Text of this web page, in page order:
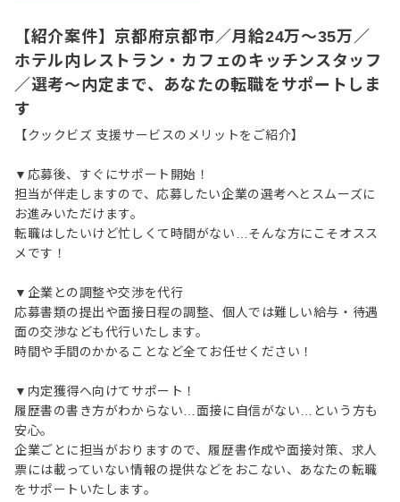
【紹介案件】京都府京都市／月給24万～35万／
ホテル内レストラン・カフェのキッチンスタッフ
／選考～内定まで、あなたの転職をサポートしま
す
【クックビズ 支援サービスのメリットをご紹介】
▼応募後、すぐにサポート開始！
担当が伴走しますので、応募したい企業の選考へとスムーズに
お進みいただけます。
転職はしたいけど忙しくて時間がない…そんな方にこそオスス
メです！
▼企業との調整や交渉を代行
応募書類の提出や面接日程の調整、個人では難しい給与・待遇
面の交渉なども代行いたします。
時間や手間のかかることなど全てお任せください！
▼内定獲得へ向けてサポート！
履歴書の書き方がわからない…面接に自信がない…という方も
安心。
企業ごとに担当がおりますので、履歴書作成や面接対策、求人
票には載っていない情報の提供などをおこない、あなたの転職
をサポートいたします。